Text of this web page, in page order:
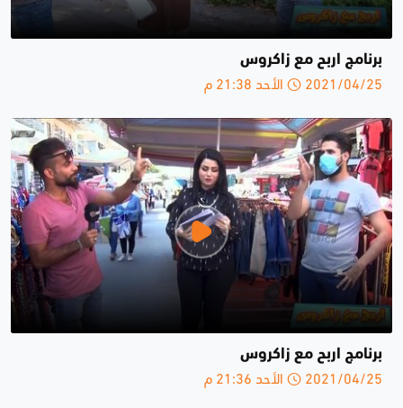
برنامج اربح مع زاكروس
2021/04/25 الأحد 21:38 م
برنامج اربح مع زاكروس
2021/04/25 الأحد 21:36 م